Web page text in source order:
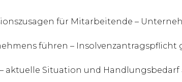
für Mitarbeitende –
führen – Insolvenzantragspflicht
aktuelle Situation und Handlungsbedarf